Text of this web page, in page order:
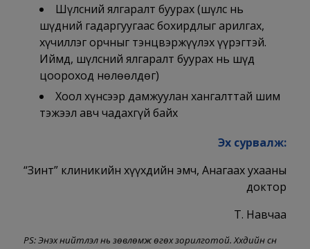
Шүлсний ялгаралт буурах (шүлс нь
шүдний гадаргуугаас бохирдлыг арилгах,
хүчиллэг орчныг тэнцвэржүүлэх үүрэгтэй.
Иймд, шүлсний ялгаралт буурах нь шүд
цоороход нөлөөлдөг)
Хоол хүнсээр дамжуулан хангалттай шим
тэжээл авч чадахгүй байх
Эх сурвалж:
“Зинт” клиникийн хүүхдийн эмч, Анагаах ухааны
доктор
Т. Навчаа
PS: Энэхүү нийтлэл нь зөвлөмж өгөх зорилготой. Хүүхдийн сүүн